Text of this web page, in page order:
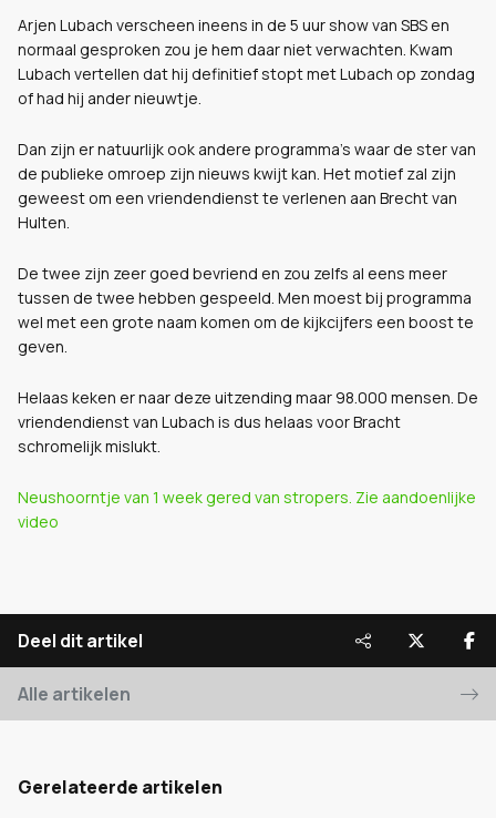
Arjen Lubach verscheen ineens in de 5 uur show van SBS en
normaal gesproken zou je hem daar niet verwachten. Kwam
Lubach vertellen dat hij definitief stopt met Lubach op zondag
of had hij ander nieuwtje.
Dan zijn er natuurlijk ook andere programma's waar de ster van
de publieke omroep zijn nieuws kwijt kan. Het motief zal zijn
geweest om een vriendendienst te verlenen aan Brecht van
Hulten.
De twee zijn zeer goed bevriend en zou zelfs al eens meer
tussen de twee hebben gespeeld. Men moest bij programma
wel met een grote naam komen om de kijkcijfers een boost te
geven.
Helaas keken er naar deze uitzending maar 98.000 mensen. De
vriendendienst van Lubach is dus helaas voor Bracht
schromelijk mislukt.
Neushoorntje van 1 week gered van stropers. Zie aandoenlijke
video
Deel dit artikel
Alle artikelen
Gerelateerde artikelen